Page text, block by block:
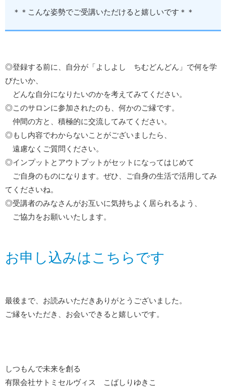
＊＊こんな姿勢でご受講いただけると嬉しいです＊＊
◎登録する前に、自分が「よしよし ちむどんどん」で何を学
びたいか、
どんな自分になりたいのかを考えてみてください。
◎このサロンに参加されたのも、何かのご縁です。
仲間の方と、積極的に交流してみてください。
◎もし内容でわからないことがございましたら、
遠慮なくご質問ください。
◎インプットとアウトプットがセットになってはじめて
ご自身のものになります。ぜひ、ご自身の生活で活用してみ
てくださいね。
◎受講者のみなさんがお互いに気持ちよく居られるよう、
ご協力をお願いいたします。
お申し込みはこちらです
最後まで、お読みいただきありがとうございました。
ご縁をいただき、お会いできると嬉しいです。
しつもんで未来を創る
有限会社サトミセルヴィス こばしりゆきこ